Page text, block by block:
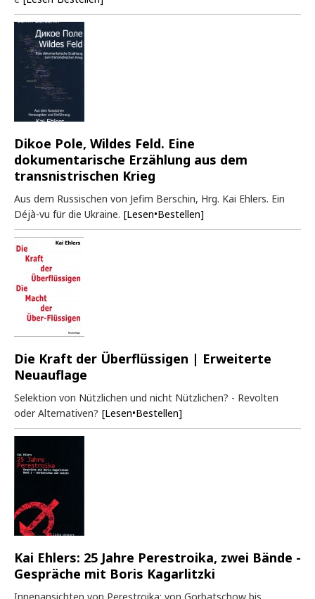
Dikoe Pole, Wildes Feld. Eine
dokumentarische Erzählung aus dem
transnistrischen Krieg
Aus dem Russischen von Jefim Berschin, Hrg. Kai Ehlers. Ein
Déjà-vu für die Ukraine. [Lesen•Bestellen]
Die Kraft der Überflüssigen | Erweiterte
Neuauflage
Selektion von Nützlichen und nicht Nützlichen? - Revolten
oder Alternativen? [Lesen•Bestellen]
Kai Ehlers: 25 Jahre Perestroika, zwei Bände -
Gespräche mit Boris Kagarlitzki